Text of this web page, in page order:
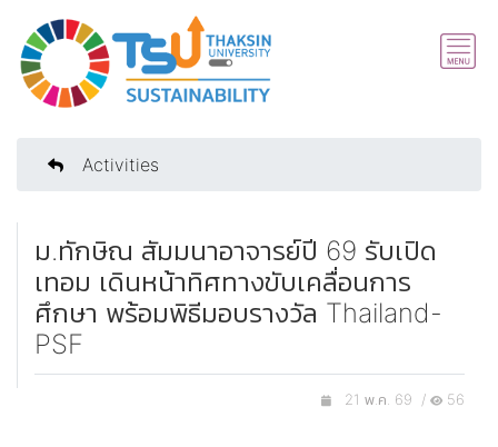
Activities
ม.ทักษิณ สัมมนาอาจารย์ปี 69 รับเปิด
เทอม เดินหน้าทิศทางขับเคลื่อนการ
ศึกษา พร้อมพิธีมอบรางวัล Thailand-
PSF
21 พ.ค. 69 / 56